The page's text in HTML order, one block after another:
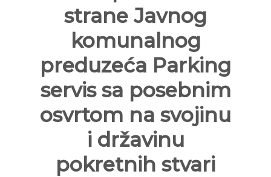
strane Javnog
komunalnog
preduzeća Parking
servis sa posebnim
osvrtom na svojinu
i državinu
pokretnih stvari